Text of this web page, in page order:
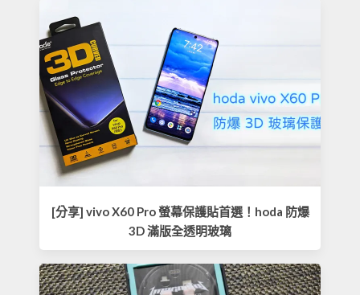
[分享] vivo X60 Pro 螢幕保護貼首選！hoda 防爆
3D 滿版全透明玻璃